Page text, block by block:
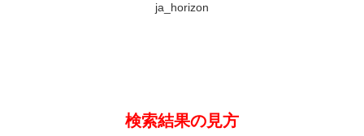
ja_horizon
検索結果の見方